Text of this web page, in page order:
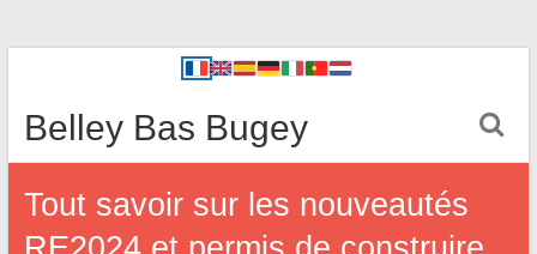
Belley Bas Bugey
Tout savoir sur les nouveautés